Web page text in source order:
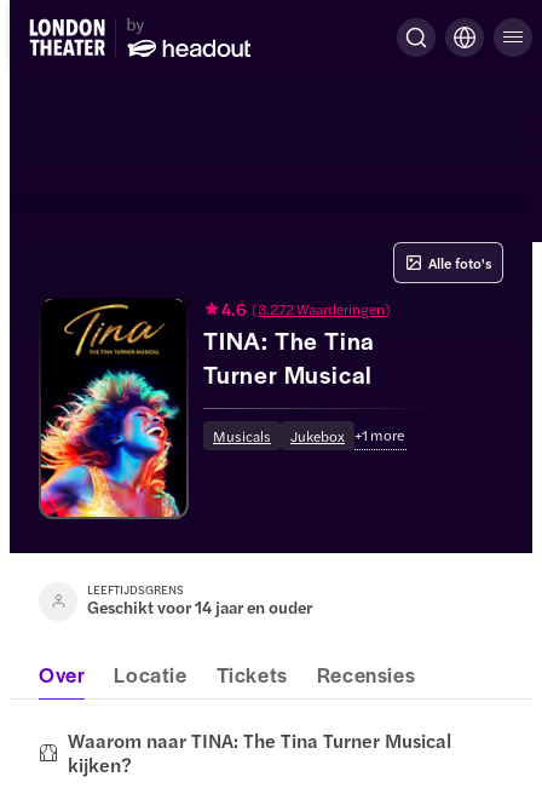
4.6 (3.272 Waarderingen)
TINA: The Tina
Turner Musical
Musicals Jukebox +1 more
Alle foto's
LEEFTIJDSGRENS
Geschikt voor 14 jaar en ouder
Over Locatie Tickets Recensies
Waarom naar TINA: The Tina Turner Musical
kijken?